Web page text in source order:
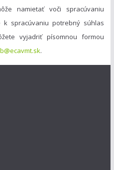
namietať voči spracúvaniu
spracúvaniu potrebný súhlas
vyjadriť písomnou formou
.